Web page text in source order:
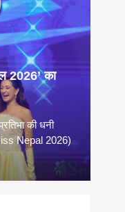
2026’ का
की धनी
Nepal 2026)